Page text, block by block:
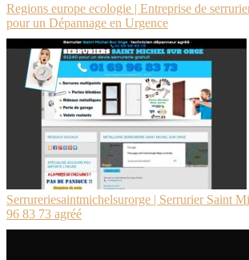
Regions europe ecologie | Entreprise de
pour un Dépannage en Urgence
Ser­rureriesaintmichelsu­ror­ge | Serrurier Saint
96 83 73 agréé